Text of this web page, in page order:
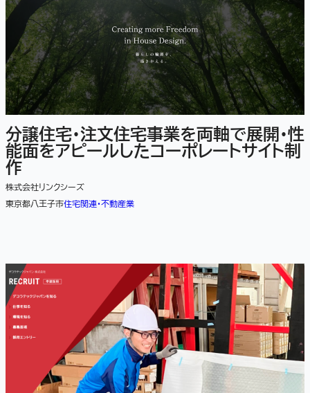
分譲住宅・注文住宅事業を両軸で展開・性
能面をアピールしたコーポレートサイト制
作
株式会社リンクシーズ
東京都八王子市住宅関連・不動産業